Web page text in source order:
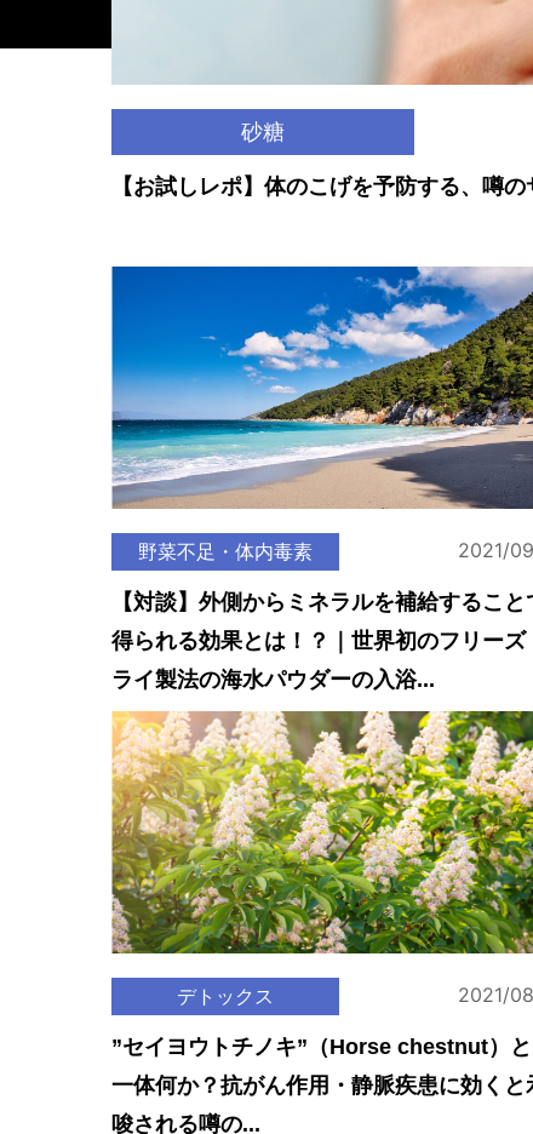
砂糖
【お試しレポ】体のこげを予防する、噂
野菜不足・体内毒素 2021/
【対談】外側からミネラルを補給すること
得られる効果とは！？｜世界初のフリーズ
ライ製法の海水パウダーの入浴...
デトックス 2021/
”セイヨウトチノキ”（Horse chestnut）
一体何か？抗がん作用・静脈疾患に効くと
唆される噂の...